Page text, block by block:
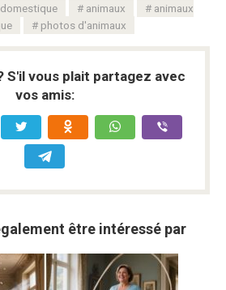
animaux
animaux
photos d'animaux
S'il vous plait partagez avec
vos amis:
être intéressé par